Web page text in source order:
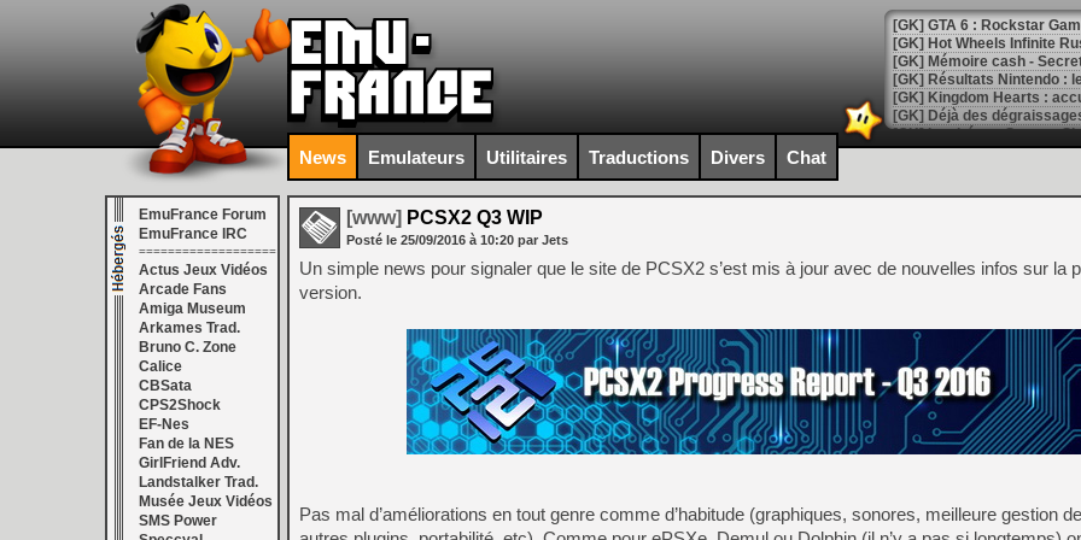
[GK] GTA 6 : Rockstar
[GK] Hot Wheels Infinite
[GK] Mémoire cash -
[GK] Résultats Nintendo :
[GK] Déjà des
[Mo5] Brickboy cherche à
[GK] Minecraft et ses «
[GK] Beast of
[GK] Ubisoft : fin de partie
[GK] Mémoire cash -
[GK] Dan Houser (GTA)
[GK] Comment EA Sports
[GK] Crimson Moon : un
[GK] Isle of Reveries : le
[GK] Moonlighter 2 : The
[GK] Capcom relance
[Mo5] Deux inédits du
[GK] Le beat'em up The
[GK] Endless Legend 2 :
News Emulateurs Utilitaires Traductions Divers Chat
EmuFrance Forum
EmuFrance IRC
===================
Actus Jeux Vidéos
Arcade Fans
Amiga Museum
Arkames Trad.
Bruno C. Zone
Calice
CBSata
CPS2Shock
EF-Nes
Fan de la NES
GirlFriend Adv.
Landstalker Trad.
Musée Jeux Vidéos
SMS Power
[www] PCSX2 Q3 WIP
Posté le 25/09/2016 à 10:20 par Jets
Un simple news pour signaler que le site de PCSX2 s’est mis à jour avec de nouvelles infos sur la
version.
Pas mal d’améliorations en tout genre comme d’habitude (graphiques, sonores, meilleure gestion